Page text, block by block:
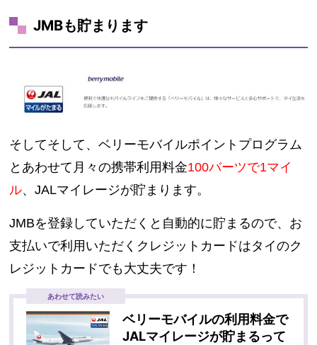
JMBも貯まります
そしてそして、ベリーモバイルポイントプログラム
とあわせて月々の携帯利用料金100バーツで1マイ
ル、JALマイレージが貯まります。
JMBを登録していただくと自動的に貯まるので、お
支払いで利用いただくクレジットカードはタイのク
レジットカードでも大丈夫です！
あわせて読みたい
ベリーモバイルの利用料金で
JALマイレージが貯まるって